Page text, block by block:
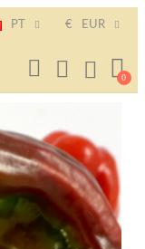
PT € EUR